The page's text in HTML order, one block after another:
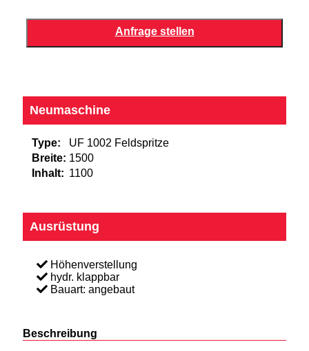
Neumaschine
Type:
UF 1002 Feldspritze
Breite: 1500
Inhalt: 1100
Ausrüstung
Höhenverstellung
hydr. klappbar
Bauart: angebaut
Beschreibung